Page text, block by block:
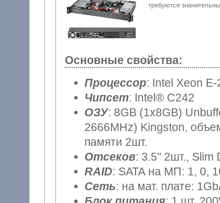
требуются
Основные свойства:
Процессор: Intel Xeon
Чипсет: Intel® C242
ОЗУ: 8GB (1x8GB)
2666MHz) Kingston,
памяти 2шт.
Отсеков: 3.5" 2шт., Slim
RAID: SATA на МП: 1, 0,
Сеть: на мат. плате: